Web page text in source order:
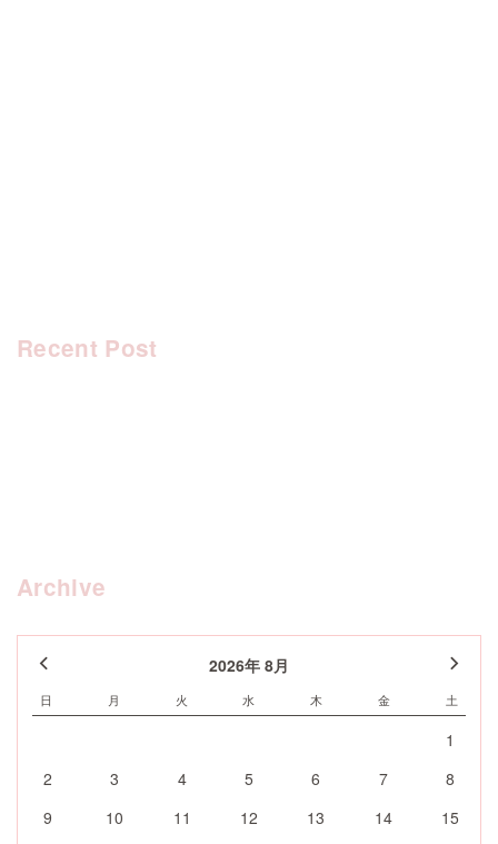
Recent Post
Archive
2026年 8月
日 月 火 水 木 金 土
1
2
3 4 5 6 7
8
9
10 11 12 13 14
15